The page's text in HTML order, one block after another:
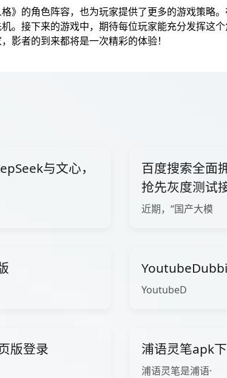
》的角色阵容，也为玩家提供了更多的游戏策略
。接下来的游戏中，期待每位玩家能充分发挥这
影者的到来都将是一次精彩的体验！
与文心，
百度搜索全面
抢先灰度测试
近期，“国产大模
YoutubeD
版登录 浦语灵笔apk
浦语灵笔是浦语·